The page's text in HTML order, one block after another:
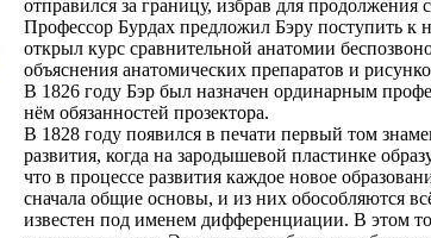
отправился за границу, избрав для продолжения
Профессор Бурдах предложил Бэру поступить к
открыл курс сравнительной анатомии
объяснения анатомических препаратов и
В 1826 году Бэр был назначен ординарным
нём обязанностей прозектора.
В 1828 году появился в печати первый том
развития, когда на зародышевой пластинке
что в процессе развития каждое новое
сначала общие основы, и из них обособляются
известен под именем дифференциации. В этом